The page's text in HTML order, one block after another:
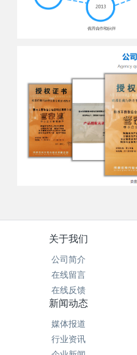
关于我们
公司简介
在线留言
在线反馈
新闻动态
媒体报道
行业资讯